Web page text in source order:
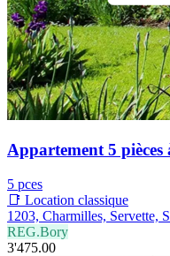
Appartement 5 pièces
5 pces
📑 Location classique
1203, Charmilles, Servette,
REG.Bory
3'475.00